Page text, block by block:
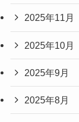
2025年11月
2025年10月
2025年9月
2025年8月